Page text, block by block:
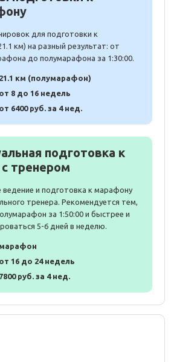
для подготовки к
км) на разный результат: от
до полумарафона за 1:30:00.
21.1 км (полумарафон)
от 8 до 16 недель
от 6400 руб. за 4 нед.
подготовка к
тренером
ведение и подготовка к марафону
тренера. Рекомендуется тем,
за 1:50:00 и быстрее и
5-6 дней в неделю.
марафон
от 16 до 24 недель
7800 руб. за 4 нед.